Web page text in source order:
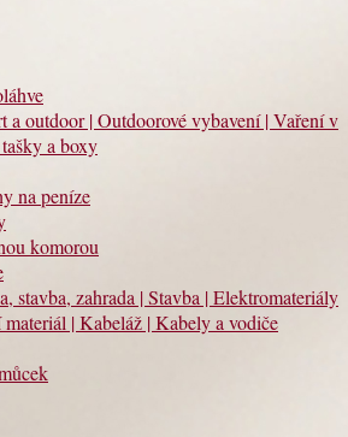
a outdoor | Outdoorové vybavení | Vaření v
a boxy
na peníze
komorou
stavba, zahrada | Stavba | Elektromateriály
| Kabeláž | Kabely a vodiče